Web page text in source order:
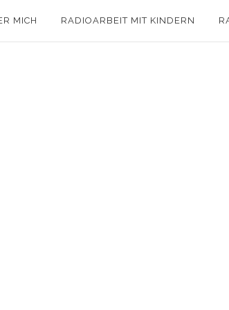
MICH RADIOARBEIT MIT KINDERN